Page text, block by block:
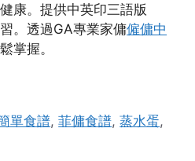
康。提供中英印三語版
。透過GA專業家傭僱傭中
掌握。
單食譜,菲傭食譜,蒸水蛋,